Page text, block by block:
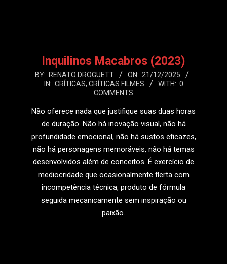
Inquilinos Macabros (2023)
2025-
BY: RENATO DROGUETT ON: 21/12/2025
IN: CRÍTICAS, CRÍTICAS FILMES WITH: 0
COMMENTS
Não oferece nada que justifique suas duas horas
de duração. Não há inovação visual, não há
profundidade emocional, não há sustos eficazes,
não há personagens memoráveis, não há temas
desenvolvidos além de conceitos. É exercício de
mediocridade que ocasionalmente flerta com
incompetência técnica, produto de fórmula
seguida mecanicamente sem inspiração ou
paixão.